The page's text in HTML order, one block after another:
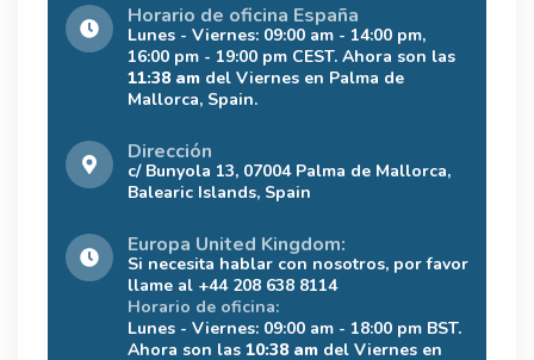
Horario de oficina España
Lunes - Viernes: 09:00 am - 14:00 pm,
16:00 pm - 19:00 pm CEST. Ahora son las
11:38 am del Viernes en Palma de
Mallorca, Spain.
Dirección
c/ Bunyola 13, 07004 Palma de Mallorca,
Balearic Islands, Spain
Europa United Kingdom:
Si necesita hablar con nosotros, por favor
llame al +44 208 638 8114
Horario de oficina:
Lunes - Viernes: 09:00 am - 18:00 pm BST.
Ahora son las 10:38 am del Viernes en